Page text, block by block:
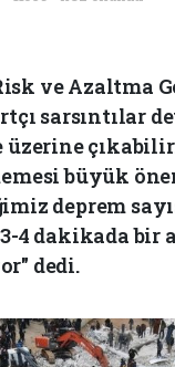
ve Azaltma
sarsıntılar
büyük
deprem
4 dakikada bir
dedi.